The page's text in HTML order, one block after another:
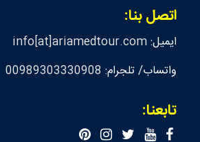
اتصل بنا:
ايميل:info[at]ariamedtour.com
واتساب/ تلجرام: 00989303330908
تابعنا: